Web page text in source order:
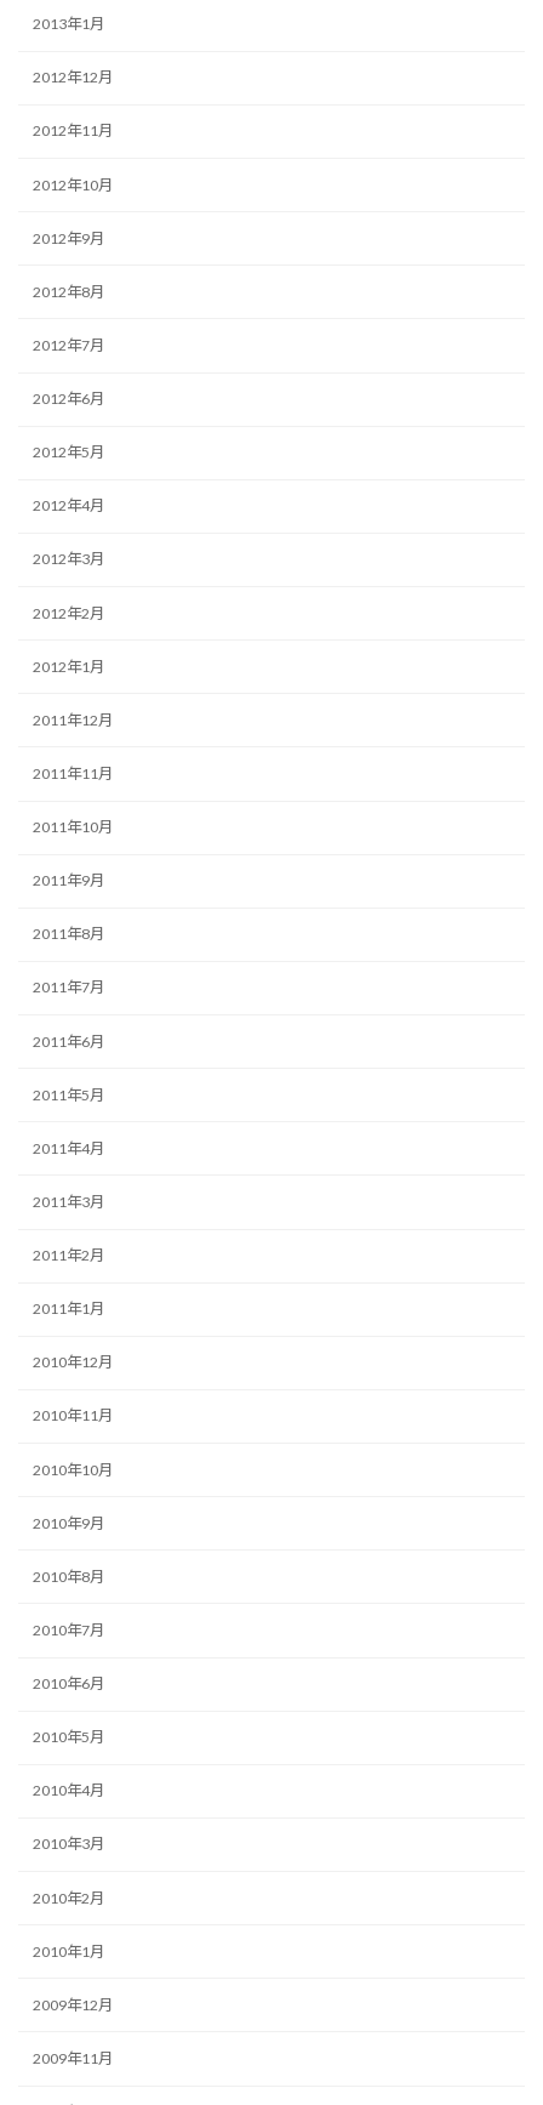
2013年1月
2012年12月
2012年11月
2012年10月
2012年9月
2012年8月
2012年7月
2012年6月
2012年5月
2012年4月
2012年3月
2012年2月
2012年1月
2011年12月
2011年11月
2011年10月
2011年9月
2011年8月
2011年7月
2011年6月
2011年5月
2011年4月
2011年3月
2011年2月
2011年1月
2010年12月
2010年11月
2010年10月
2010年9月
2010年8月
2010年7月
2010年6月
2010年5月
2010年4月
2010年3月
2010年2月
2010年1月
2009年12月
2009年11月